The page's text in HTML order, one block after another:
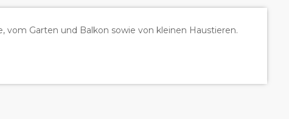
vom Garten und Balkon sowie von kleinen Haustieren.